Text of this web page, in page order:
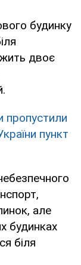
будинку
двоє
пропустили
пункт
але
будинках
біля